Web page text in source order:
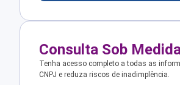
Consulta Sob
Tenha acesso completo a todas as
CNPJ e reduza riscos de inadimplência.